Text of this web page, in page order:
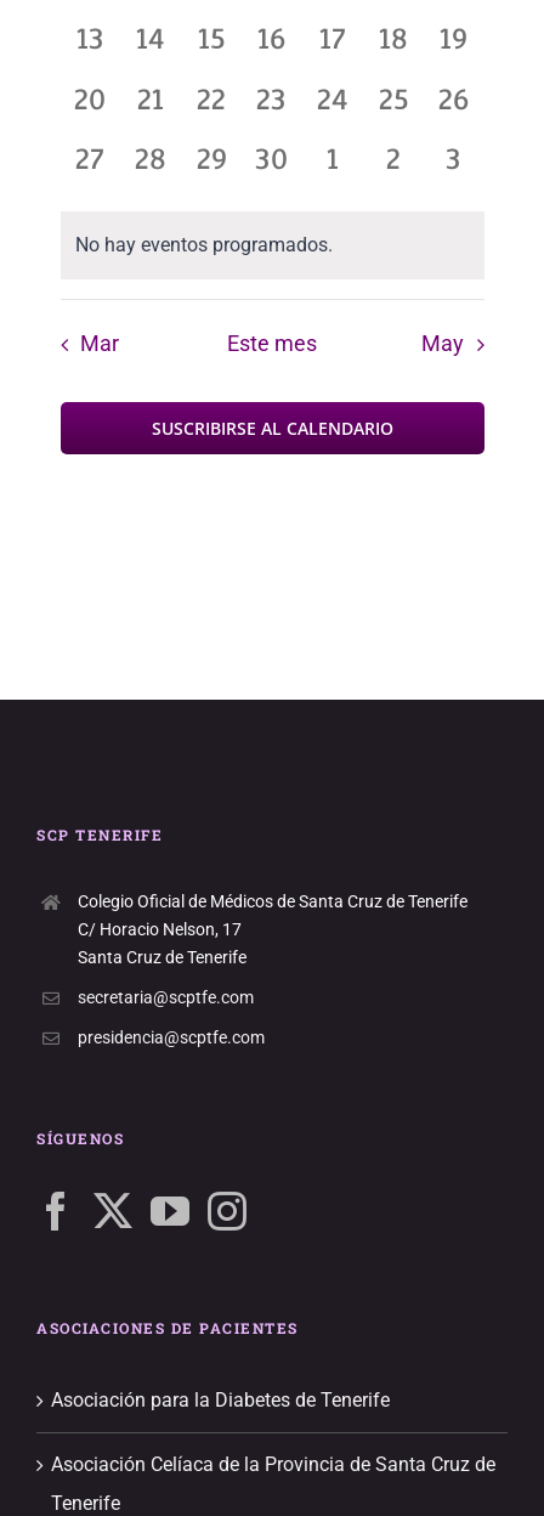
vistas
0
13
0
14
0
15
0
16
0
17
0
18
0
19
0
20
0
21
0
22
0
23
0
24
0
25
0
26
0
27
0
28
0
29
0
30
0
1
0
2
0
3
No hay eventos programados.
Mar Este mes May
SUSCRIBIRSE AL CALENDARIO
SCP TENERIFE
Colegio Oficial de Médicos de Santa Cruz de Tenerife
C/ Horacio Nelson, 17
Santa Cruz de Tenerife
secretaria@scptfe.com
presidencia@scptfe.com
SÍGUENOS
ASOCIACIONES DE PACIENTES
Asociación para la Diabetes de Tenerife
Asociación Celíaca de la Provincia de Santa Cruz de
Tenerife